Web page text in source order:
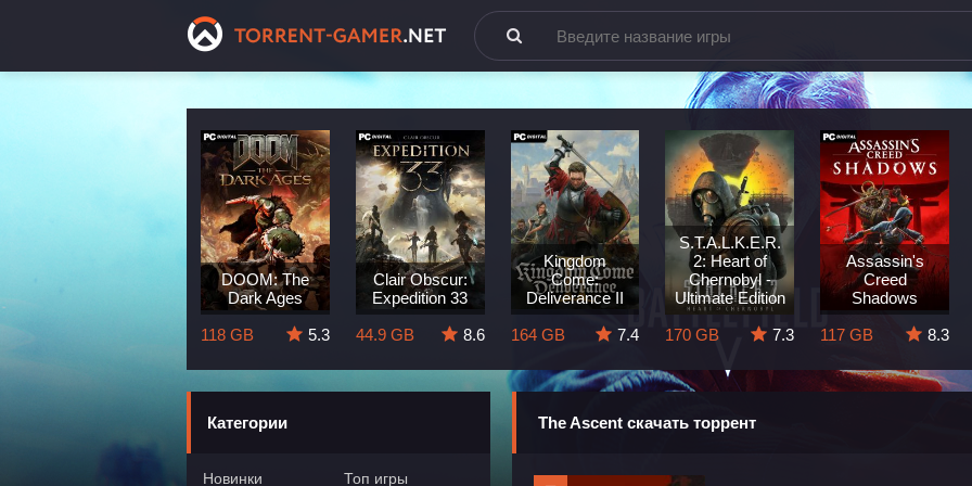
DOOM: The
Dark Ages
118 GB
5.3
Clair Obscur:
Expedition 33
44.9 GB
8.6
Kingdom
Come:
Deliverance II
164 GB
7.4
S.T.A.L.K.E.R.
2: Heart of
Chernobyl -
Ultimate Edition
170 GB
7.3
Assassin's
Creed
Shadows
117 GB
8.3
Категории
Новинки
Топ игры
The Ascent скачать торрент